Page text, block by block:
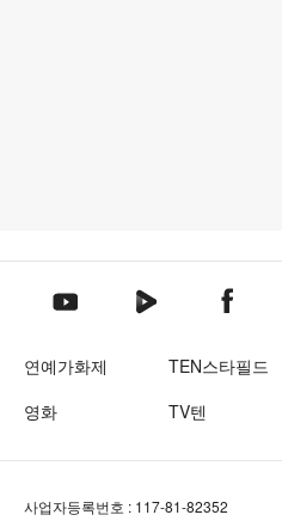
텐아시아 유튜브텐아시아 네이버TV
텐아시
연예가화제 TEN스타필드
영화
TV텐
사업자등록번호 : 117-81-82352